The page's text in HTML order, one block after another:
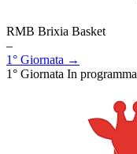
RMB Brixia Basket
–
1° Giornata →
1° Giornata In programma